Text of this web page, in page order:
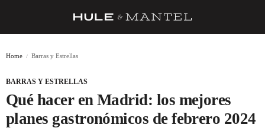
BARRAS Y ESTRELLAS
Home Barras y Estrellas
BARRAS Y ESTRELLAS
Qué hacer en Madrid: los mejores
planes gastronómicos de febrero 2024